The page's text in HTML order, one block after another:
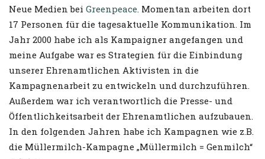
Neue Medien bei Greenpeace. Momentan arbeiten dort
17 Personen für die tagesaktuelle Kommunikation. Im
Jahr 2000 habe ich als Kampaigner angefangen und
meine Aufgabe war es Strategien für die Einbindung
unserer Ehrenamtlichen Aktivisten in die
Kampagnenarbeit zu entwickeln und durchzuführen.
Außerdem war ich verantwortlich die Presse- und
Öffentlichkeitsarbeit der Ehrenamtlichen aufzubauen.
In den folgenden Jahren habe ich Kampagnen wie z.B.
die Müllermilch-Kampagne „Müllermilch = Genmilch“